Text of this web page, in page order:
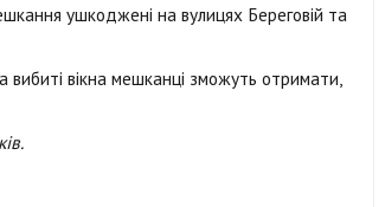
ушкоджені на вулицях Береговій та
вікна мешканці зможуть отримати,